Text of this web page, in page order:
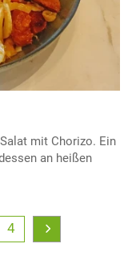
mit Chorizo. Ein
an heißen
4